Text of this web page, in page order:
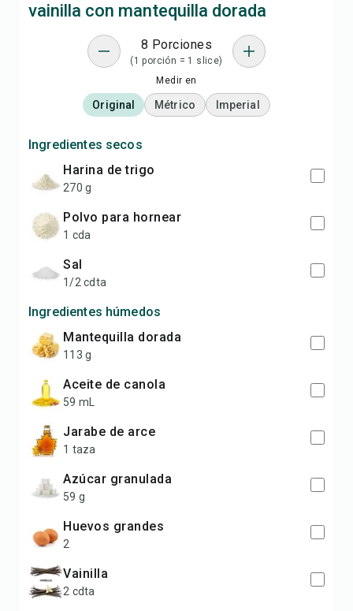
vainilla con mantequilla dorada
8 Porciones
(1 porción = 1 slice)
Medir en
Original Métrico Imperial
Ingredientes secos
harina de trigo
270 g
polvo para hornear
1 cda
sal
1/2 cdta
Ingredientes húmedos
mantequilla dorada
113 g
aceite de canola
59 mL
jarabe de arce
1 taza
azúcar granulada
59 g
huevos grandes
2
vainilla
2 cdta